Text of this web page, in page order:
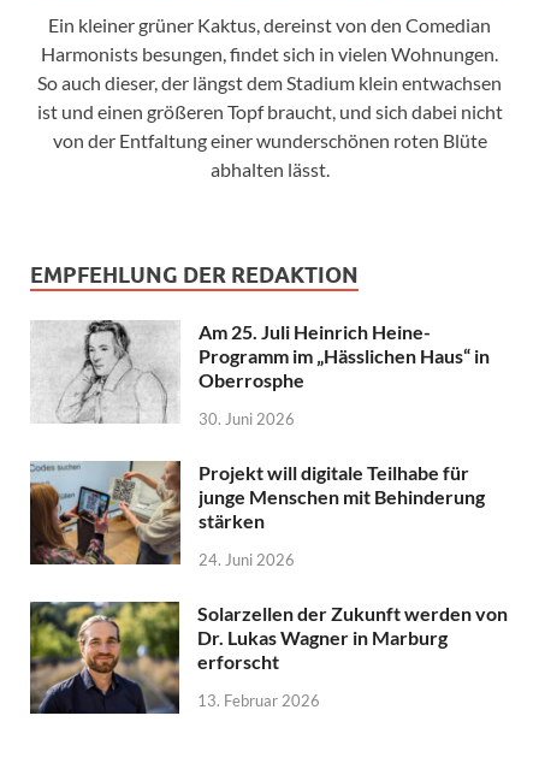
Ein kleiner grüner Kaktus, dereinst von den Comedian
Harmonists besungen, findet sich in vielen Wohnungen.
So auch dieser, der längst dem Stadium klein entwachsen
ist und einen größeren Topf braucht, und sich dabei nicht
von der Entfaltung einer wunderschönen roten Blüte
abhalten lässt.
EMPFEHLUNG DER REDAKTION
Am 25. Juli Heinrich Heine-
Programm im „Hässlichen Haus“ in
Oberrosphe
30. Juni 2026
Projekt will digitale Teilhabe für
junge Menschen mit Behinderung
stärken
24. Juni 2026
Solarzellen der Zukunft werden von
Dr. Lukas Wagner in Marburg
erforscht
13. Februar 2026